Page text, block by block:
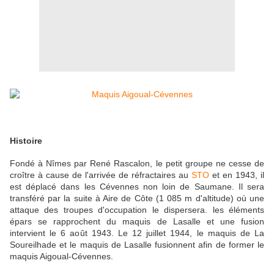
Histoire
Fondé à Nîmes par René Rascalon, le petit groupe ne cesse de
croître à cause de l'arrivée de réfractaires au STO et en 1943, il
est déplacé dans les Cévennes non loin de Saumane. Il sera
transféré par la suite à Aire de Côte (1 085 m d'altitude) où une
attaque des troupes d'occupation le dispersera. les éléments
épars se rapprochent du maquis de Lasalle et une fusion
intervient le 6 août 1943. Le 12 juillet 1944, le maquis de La
Soureilhade et le maquis de Lasalle fusionnent afin de former le
maquis Aigoual-Cévennes.